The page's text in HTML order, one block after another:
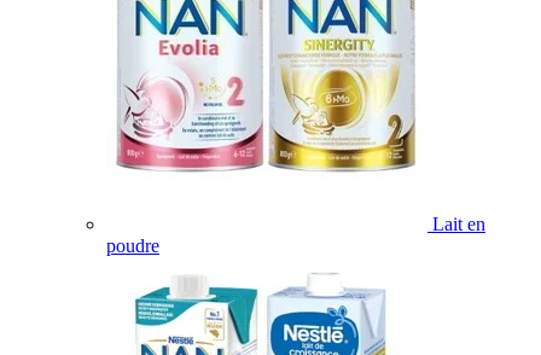
Lait en
poudre